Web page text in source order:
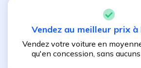
Vendez au meilleur prix à
Vendez votre voiture en
qu'en concession, sans